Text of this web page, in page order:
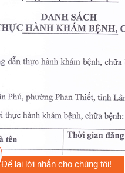
Để lại lời nhắn cho chúng tôi!